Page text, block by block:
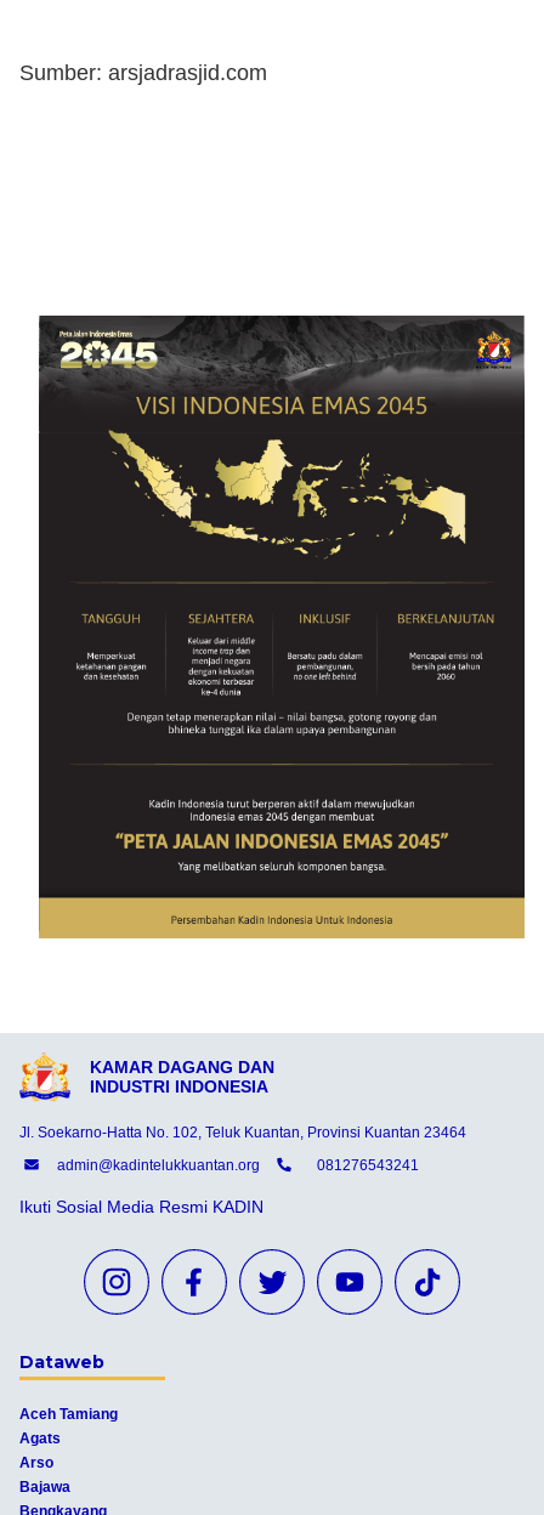
Sumber: arsjadrasjid.com
KAMAR DAGANG DAN
INDUSTRI INDONESIA
Jl. Soekarno-Hatta No. 102, Teluk Kuantan, Provinsi Kuantan 23464
admin@kadintelukkuantan.org
081276543241
Ikuti Sosial Media Resmi KADIN
Dataweb
Aceh Tamiang
Agats
Arso
Bajawa
Bengkayang